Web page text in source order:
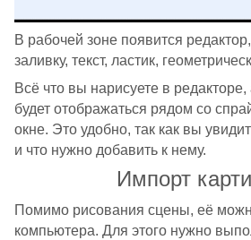
В рабочей зоне появится
заливку, текст, ластик,
Всё что вы нарисуете в
будет отображаться рядом со
окне. Это удобно, так как вы
и что нужно добавить к нему.
Импорт
Помимо рисования сцены, её
компьютера. Для этого нужно